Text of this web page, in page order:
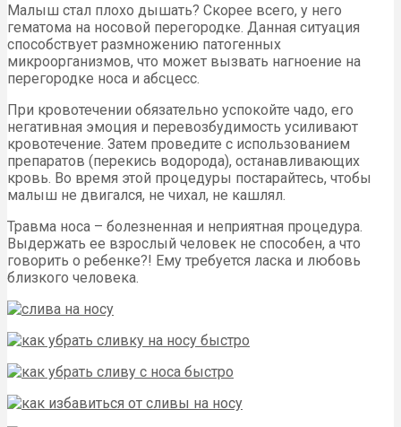
Малыш стал плохо дышать? Скорее всего, у него
гематома на носовой перегородке. Данная ситуация
способствует размножению патогенных
микроорганизмов, что может вызвать нагноение на
перегородке носа и абсцесс.
При кровотечении обязательно успокойте чадо, его
негативная эмоция и перевозбудимость усиливают
кровотечение. Затем проведите с использованием
препаратов (перекись водорода), останавливающих
кровь. Во время этой процедуры постарайтесь, чтобы
малыш не двигался, не чихал, не кашлял.
Травма носа – болезненная и неприятная процедура.
Выдержать ее взрослый человек не способен, а что
говорить о ребенке?! Ему требуется ласка и любовь
близкого человека.